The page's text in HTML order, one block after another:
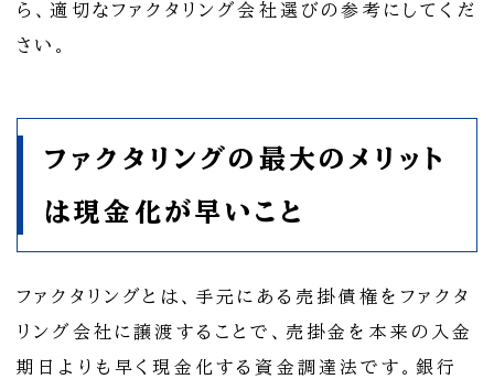
ら、適切なファクタリング会社選びの参考にしてくだ
さい。
ファクタリングの最大のメリット
は現金化が早いこと
ファクタリングとは、手元にある売掛債権をファクタ
リング会社に譲渡することで、売掛金を本来の入金
期日よりも早く現金化する資金調達法です。銀行